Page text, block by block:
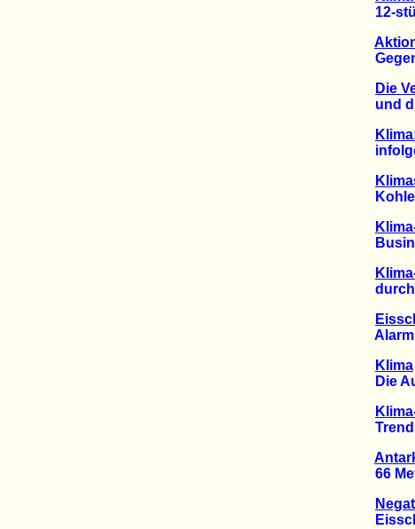
12-
Gegen
Die
und
infolge
durch
Klima
Die
Trend
66